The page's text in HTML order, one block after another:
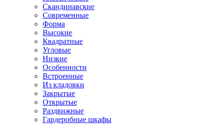
Скандинавские
Современные
Форма
Высокие
Квадратные
Угловые
Низкие
Особенности
Встроенные
Из кладовки
Закрытые
Открытые
Раздвижные
Гардеробные шкафы